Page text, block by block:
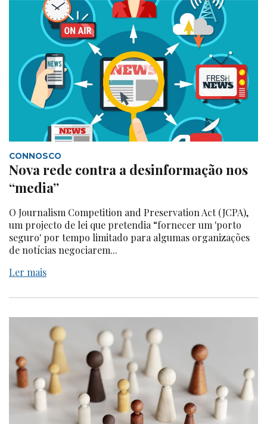
CONNOSCO
Nova rede contra a desinformação nos
“media”
O Journalism Competition and Preservation Act (JCPA),
um projecto de lei que pretendia “fornecer um 'porto
seguro' por tempo limitado para algumas organizações
de notícias negociarem...
Ler mais